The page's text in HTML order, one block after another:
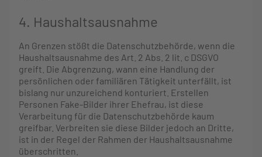
4. Haushaltsausnahme
An Grenzen stößt die Datenschutzbehörde, wenn die
Haushaltsausnahme des Art. 2 Abs. 2 lit. c DSGVO
greift. Die Abgrenzung, wann eine Handlung der
persönlichen oder familiären Tätigkeit unterfällt, ist
bislang nur unzureichend konturiert. Erstellen
Personen Fake-Bilder ihrer Ehefrau, ist diese
Verarbeitung für die Datenschutzbehörde kaum
greifbar. Verbreiten sie diese Bilder jedoch an Dritte,
ist in der Regel der Rahmen der Haushaltsausnahme
überschritten.